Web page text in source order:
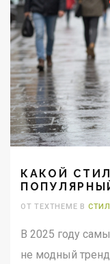
КАКОЙ
ОТ TEXTHEME В
В 2025 году
не модный